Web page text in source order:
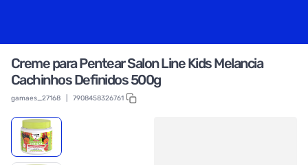
Creme para Pentear Salon Line Kids Melancia
Cachinhos Definidos 500g
gamaes_27168 7908458326761